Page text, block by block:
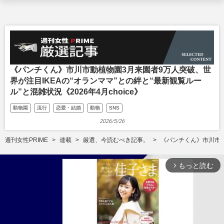
《パンチくん》市川市動植物園3月来園者9万人突破、世
界が注目IKEAの“オランママ”との絆と“最新観覧ルー
ル”と混雑状況《2026年4月choice》
動物園 流行 恋愛・結婚 動物 SNS
2026/5/26
週刊女性PRIME 連載 厳選、今読むべき記事。 《パンチくん》市川
arrow_forward_ios もっと読む